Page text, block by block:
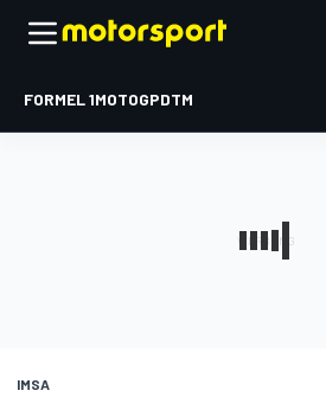
FORMEL 1MOTOGPDTM
IMSA